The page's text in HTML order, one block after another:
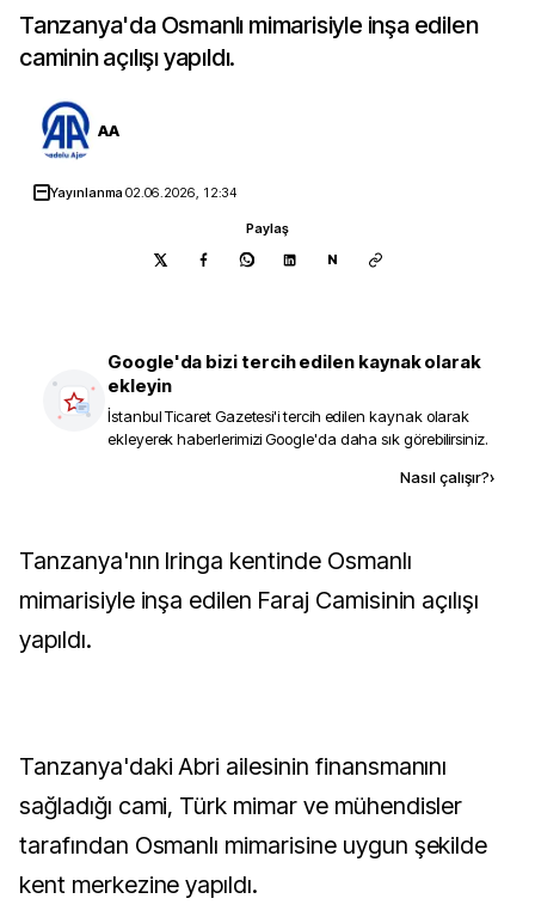
Tanzanya'da Osmanlı mimarisiyle inşa edilen
caminin açılışı yapıldı.
AA
Yayınlanma02.06.2026, 12:34
Paylaş
N
Google'da bizi tercih edilen kaynak olarak
ekleyin
İstanbul Ticaret Gazetesi'i tercih edilen kaynak olarak
ekleyerek haberlerimizi Google'da daha sık görebilirsiniz.
Nasıl çalışır?›
Tanzanya'nın Iringa kentinde Osmanlı
mimarisiyle inşa edilen Faraj Camisinin açılışı
yapıldı.
Tanzanya'daki Abri ailesinin finansmanını
sağladığı cami, Türk mimar ve mühendisler
tarafından Osmanlı mimarisine uygun şekilde
kent merkezine yapıldı.